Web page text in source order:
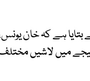
ہے کہ خان یونس،
میں لاشیں